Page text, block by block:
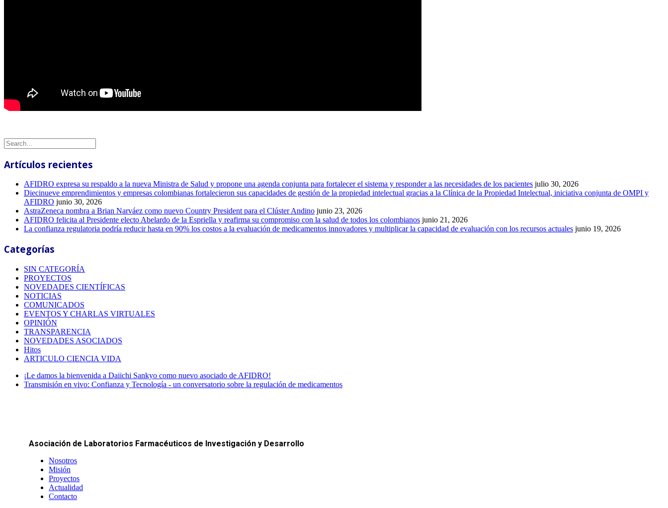
Artículos recientes
AFIDRO expresa su respaldo a la nueva Ministra de Salud y propone una agenda conjunta para fortalecer el sistema y responder a las necesidades de los pacientes julio 30, 2026
Diecinueve emprendimientos y empresas colombianas fortalecieron sus capacidades de gestión de la propiedad intelectual gracias a la Clínica de la Propiedad Intelectual, iniciativa conjunta de OMPI y
AFIDRO junio 30, 2026
AstraZeneca nombra a Brian Narváez como nuevo Country President para el Clúster Andino junio 23, 2026
AFIDRO felicita al Presidente electo Abelardo de la Espriella y reafirma su compromiso con la salud de todos los colombianos junio 21, 2026
La confianza regulatoria podría reducir hasta en 90% los costos a la evaluación de medicamentos innovadores y multiplicar la capacidad de evaluación con los recursos actuales junio 19, 2026
Categorías
SIN CATEGORÍA
PROYECTOS
NOVEDADES CIENTÍFICAS
NOTICIAS
COMUNICADOS
EVENTOS Y CHARLAS VIRTUALES
OPINIÓN
TRANSPARENCIA
NOVEDADES ASOCIADOS
Hitos
ARTICULO CIENCIA VIDA
¡Le damos la bienvenida a Daiichi Sankyo como nuevo asociado de AFIDRO!
Transmisión en vivo: Confianza y Tecnología - un conversatorio sobre la regulación de medicamentos
Asociación de Laboratorios Farmacéuticos de Investigación y Desarrollo
Nosotros
Misión
Proyectos
Actualidad
Contacto